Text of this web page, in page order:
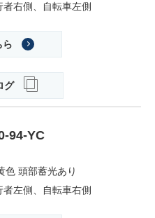
者右側、自転車左側
ら
グ
94-YC
色 頭部蓄光あり
者左側、自転車右側